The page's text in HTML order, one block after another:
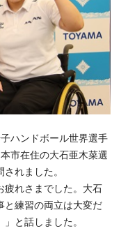
ハンドボール世界選手
市在住の大石亜木菜選
れました。
疲れさまでした。大石
と練習の両立は大変だ
と話しました。